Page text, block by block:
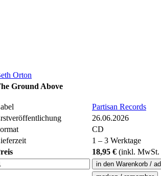
Orton
Ground Above
Partisan Records
26.06.2026
CD
1 – 3 Werktage
18,95 € (inkl. MwSt.